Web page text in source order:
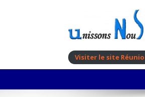
Visiter le site